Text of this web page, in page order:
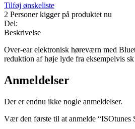
Tilføj ønskeliste
2 Personer kigger på produktet nu
Del:
Beskrivelse
Over-ear elektronisk høreværn med
reduktion af høje lyde fra eksempelvis sk
Anmeldelser
Der er endnu ikke nogle anmeldelser.
Vær den første til at anmelde